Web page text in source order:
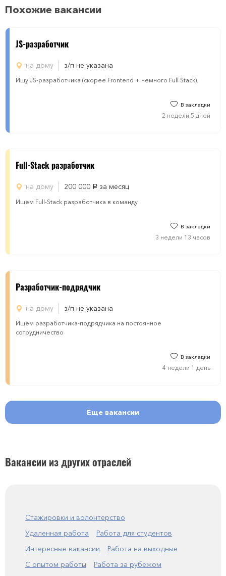
Похожие вакансии
JS-разработчик
на дому з/п не указана
Ищу JS-разработчика (скорее Frontend + немного Full Stack).
В закладки
2 недели 5 дней
Full-Stack разработчик
на дому 200 000 руб. за месяц
Ищем Full-Stack разработчика в команду
В закладки
3 недели 13 часов
Разработчик-подрядчик
на дому з/п не указана
Ищем разработчика-подрядчика на постоянное
сотрудничество
В закладки
4 недели 1 день
Еще вакансии
Вакансии из других отраслей
Стажировки и волонтерство
Удаленная работа
Работа для студентов
Интересные вакансии
Работа на выходные
С опытом работы
Работа за рубежом